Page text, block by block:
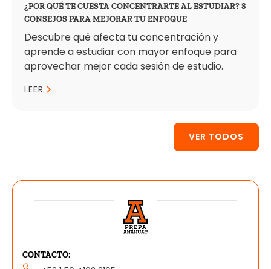
¿POR QUÉ TE CUESTA CONCENTRARTE AL ESTUDIAR? 8
CONSEJOS PARA MEJORAR TU ENFOQUE
Descubre qué afecta tu concentración y
aprende a estudiar con mayor enfoque para
aprovechar mejor cada sesión de estudio.
LEER
VER TODOS
CONTACTO: